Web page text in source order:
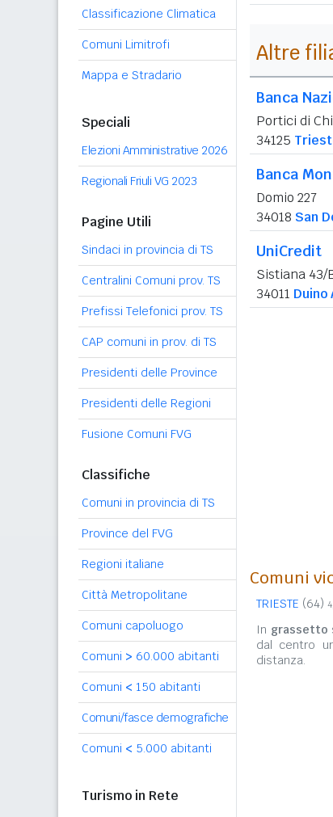
Classificazione Climatica
Comuni Limitrofi
Mappa e Stradario
Speciali
Elezioni Amministrative 2026
Regionali Friuli VG 2023
Pagine Utili
Sindaci in provincia di TS
Centralini Comuni prov. TS
Prefissi Telefonici prov. TS
CAP comuni in prov. di TS
Presidenti delle Province
Presidenti delle Regioni
Fusione Comuni FVG
Classifiche
Comuni in provincia di TS
Province del FVG
Regioni italiane
Città Metropolitane
Comuni capoluogo
Comuni > 60.000 abitanti
Comuni < 150 abitanti
Comuni/fasce demografiche
Comuni < 5.000 abitanti
Turismo in Rete
Altre
Banca
Portici di
34125
Banca
Domio 227
34018 San
UniCredit
Sistiana 43/
34011 Duino
Comuni
TRIESTE (64)
In grassetto
dal centro
distanza.